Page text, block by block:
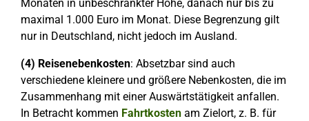
Monaten in unbeschränkter Höhe, danach nur bis zu
maximal 1.000 Euro im Monat. Diese Begrenzung gilt
nur in Deutschland, nicht jedoch im Ausland.
(4) Reisenebenkosten: Absetzbar sind auch
verschiedene kleinere und größere Nebenkosten, die im
Zusammenhang mit einer Auswärtstätigkeit anfallen.
In Betracht kommen Fahrtkosten am Zielort, z. B. für